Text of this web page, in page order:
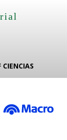
CIENCIAS